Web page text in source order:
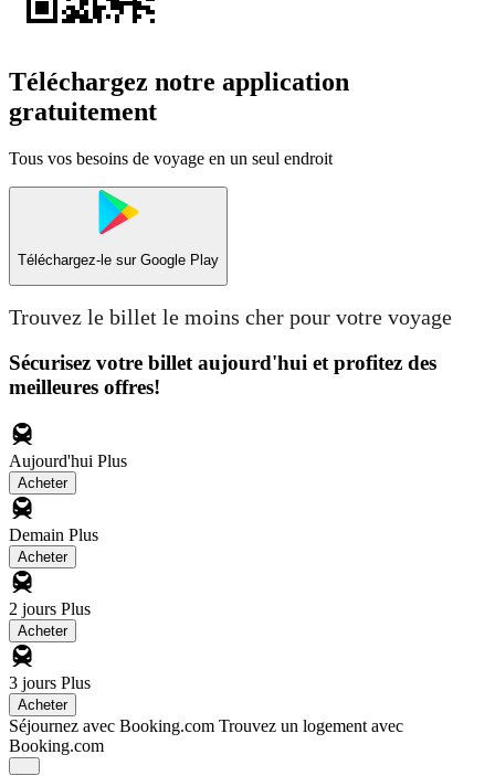
Téléchargez notre application
gratuitement
Tous vos besoins de voyage en un seul endroit
Téléchargez-le sur Google Play
Trouvez le billet le moins cher pour votre voyage
Sécurisez votre billet aujourd'hui et profitez des
meilleures offres!
Aujourd'hui Plus
Acheter
Demain Plus
Acheter
2 jours Plus
Acheter
3 jours Plus
Acheter
Séjournez avec Booking.com Trouvez un logement avec
Booking.com